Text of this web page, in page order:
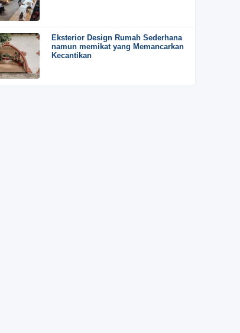
Eksterior Design Rumah Sederhana
namun memikat yang Memancarkan
Kecantikan